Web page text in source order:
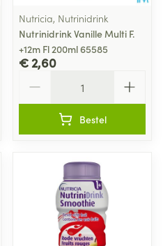
Nutricia, Nutrinidrink
Nutrinidrink Vanille Multi F.
+12m Fl 200ml 65585
€ 2,60
Bestel